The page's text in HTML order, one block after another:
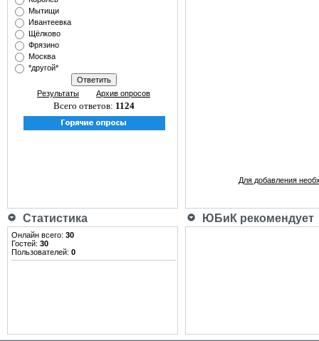
Мытищи
Ивантеевка
Щёлково
Фрязино
Москва
*другой*
Результаты Архив опросов
Всего ответов: 1124
Для добавления
Статистика ЮБиК рекомендует
Онлайн всего: 30
Гостей: 30
Пользователей: 0